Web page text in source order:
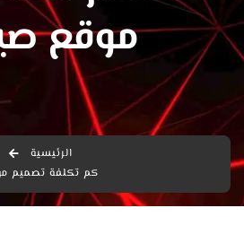
موقع
الرئيسية
كم تكلفة تصميم